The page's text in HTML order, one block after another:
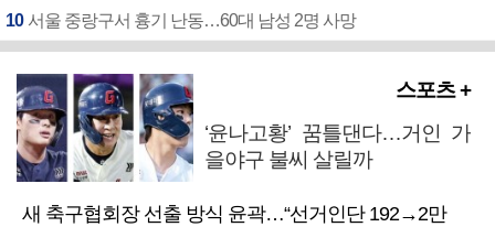
10 서울 중랑구서 흉기 난동…60대 남성 2명 사망
스포츠 +
‘윤나고황’ 꿈틀댄다…거인 가
을야구 불씨 살릴까
새 축구협회장 선출 방식 윤곽…“선거인단 192→2만